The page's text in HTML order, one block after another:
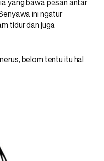
yang bawa pesan antar
ini ngatur
tidur dan juga
belom tentu itu hal